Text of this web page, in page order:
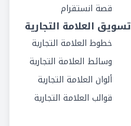
قصة انستقرام
تسويق العلامة التجارية
خطوط العلامة التجارية
وسائط العلامة التجارية
ألوان العلامة التجارية
قوالب العلامة التجارية